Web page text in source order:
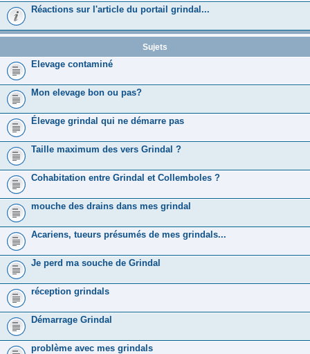
Réactions sur l'article du portail grindal...
Sujets
Elevage contaminé
Mon elevage bon ou pas?
Élevage grindal qui ne démarre pas
Taille maximum des vers Grindal ?
Cohabitation entre Grindal et Collemboles ?
mouche des drains dans mes grindal
Acariens, tueurs présumés de mes grindals...
Je perd ma souche de Grindal
réception grindals
Démarrage Grindal
problème avec mes grindals